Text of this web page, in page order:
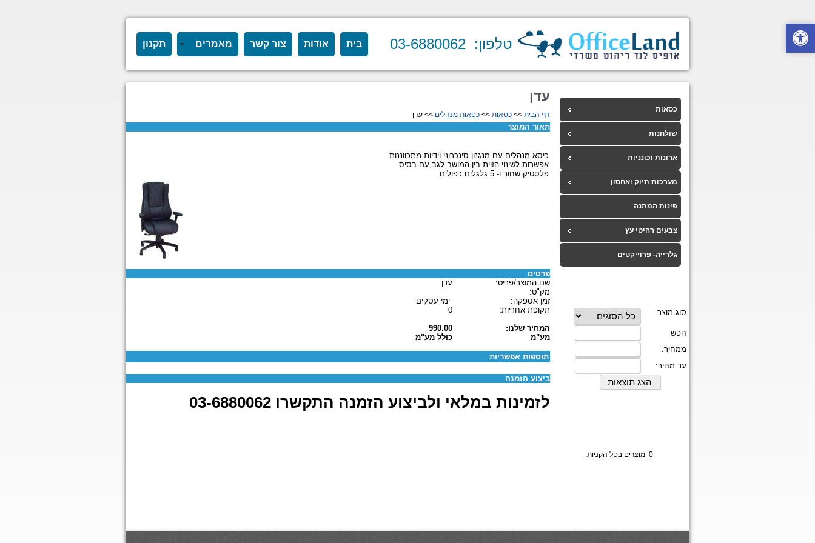
טלפון: 03-6880062 בית אודות צור קשר מאמרים תקנון
כסאות
שולחנות
ארונות וכונניות
מערכות תיוק ואחסון
פינות המתנה
צבעים רהיטי עץ
גלרייה- פרוייקטים
0 מוצרים בסל הקניות.
עדן
דף הבית >> כסאות >> כסאות מנהלים >> עדן
תאור המוצר
כיסא מנהלים עם מנגנון סינכרוני וידיות מתכווננות
אפשרות לשינוי הזוית בין המושב לגב,עם בסיס
פלסטיק שחור ו- 5 גלגלים כפולים.
פרטים
שם המוצר/פריט:
עדן
מק"ט:
זמן אספקה:
ימי עסקים
תקופת אחריות:
0
המחיר שלנו:
990.00
מע"מ
כולל מע"מ
תוספות אפשריות
ביצוע הזמנה
לזמינות במלאי ולביצוע הזמנה התקשרו 03-6880062